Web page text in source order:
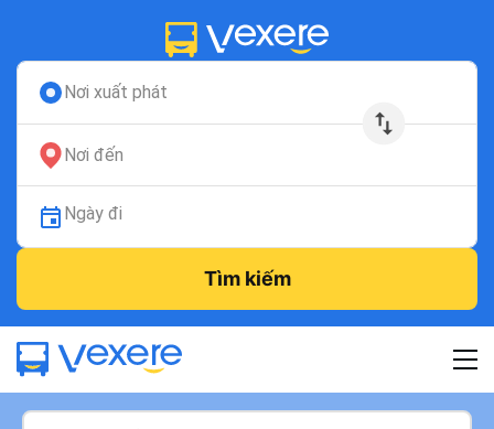
Nơi xuất phát
Nơi đến
Ngày đi
Tìm kiếm